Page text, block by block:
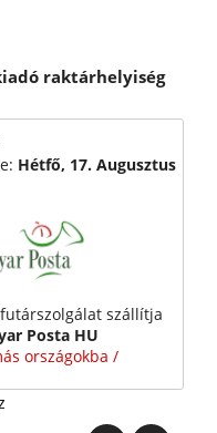
raktárhelyiség
Hétfő, 17. Augusztus
szállítja
Posta HU
országokba /